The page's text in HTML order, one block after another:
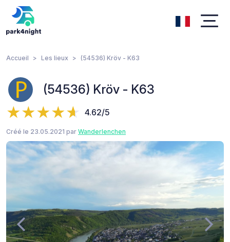
Accueil Les lieux (54536) Kröv - K63
(54536) Kröv - K63
4.62/5
Créé le 23.05.2021 par Wanderlenchen